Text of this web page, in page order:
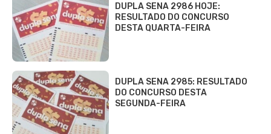
DUPLA SENA 2986 HOJE:
RESULTADO DO CONCURSO
DESTA QUARTA-FEIRA
DUPLA SENA 2985: RESULTADO
DO CONCURSO DESTA
SEGUNDA-FEIRA